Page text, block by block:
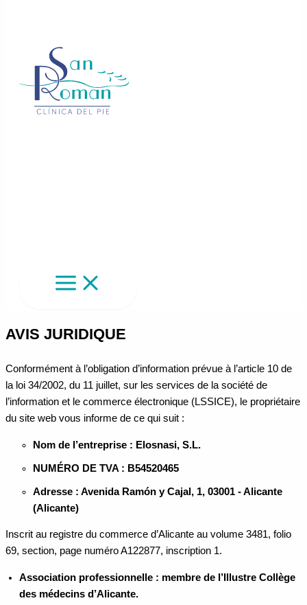
AVIS JURIDIQUE
Conformément à l’obligation d’information prévue à l’article 10 de
la loi 34/2002, du 11 juillet, sur les services de la société de
l’information et le commerce électronique (LSSICE), le propriétaire
du site web vous informe de ce qui suit :
Nom de l’entreprise : Elosnasi, S.L.
NUMÉRO DE TVA : B54520465
Adresse : Avenida Ramón y Cajal, 1, 03001 - Alicante
(Alicante)
Inscrit au registre du commerce d’Alicante au volume 3481, folio
69, section, page numéro A122877, inscription 1.
Association professionnelle : membre de l’Illustre Collège
des médecins d’Alicante.